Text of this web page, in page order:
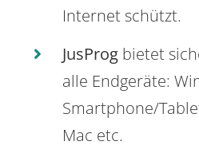
Internet schützt.
JusProg bietet
alle Endgeräte:
Smartphone/
Mac etc.